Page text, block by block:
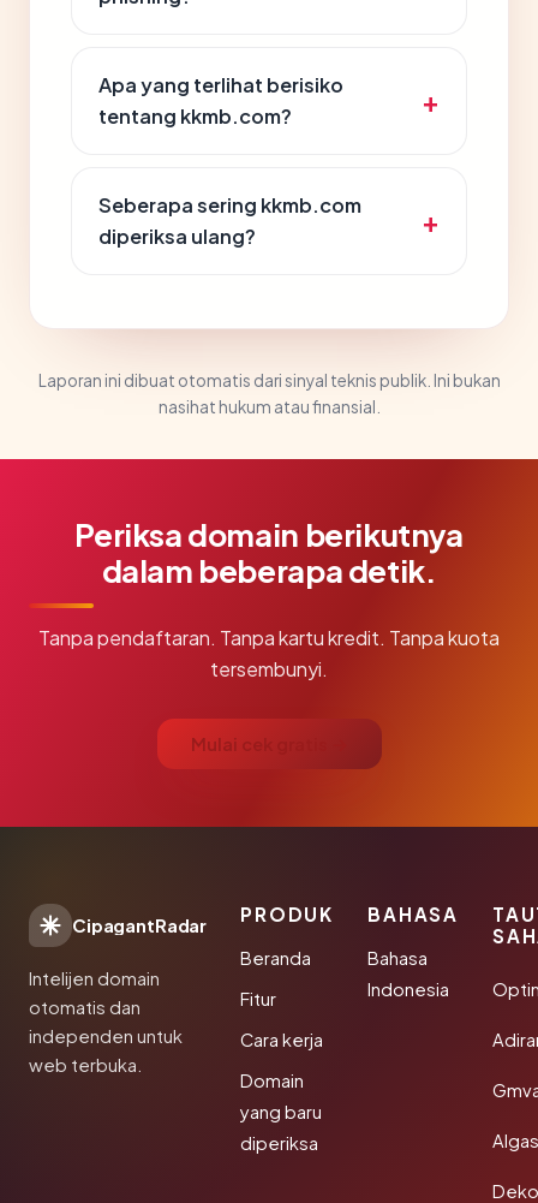
Apa yang terlihat berisiko
tentang kkmb.com?
Seberapa sering kkmb.com
diperiksa ulang?
Laporan ini dibuat otomatis dari sinyal teknis publik. Ini bukan
nasihat hukum atau finansial.
Periksa domain berikutnya
dalam beberapa detik.
Tanpa pendaftaran. Tanpa kartu kredit. Tanpa kuota
tersembunyi.
Mulai cek gratis →
CipagantRadar
Intelijen domain
otomatis dan
independen untuk
web terbuka.
PRODUK
Beranda
Fitur
Cara kerja
Domain
yang baru
diperiksa
BAHASA
Bahasa
Indonesia